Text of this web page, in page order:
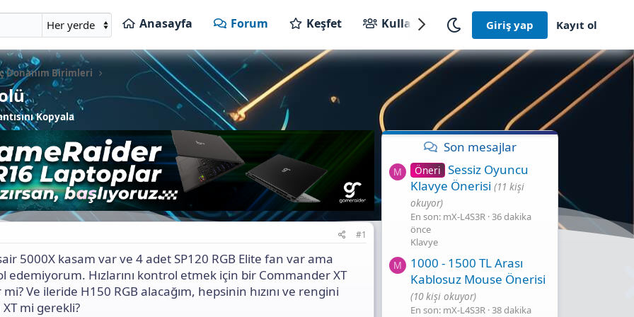
Anasayfa Forum Keşfet Kullanıcılar Giriş yap Kayıt ol
Donanım Birimleri
Kopyala
#1
5000X kasam var ve 4 adet SP120 RGB Elite fan var ama
edemiyorum. Hızlarını kontrol etmek için bir Commander XT
Ve ileride H150 RGB alacağım, hepsinin hızını ve rengini
mi gerekli?
Son mesajlar
M Öneri Sessiz Oyuncu
Klavye Önerisi (11 kişi
okuyor)
En son: mX-L4S3R 36 dakika
önce
Klavye
M
1000 - 1500 TL Arası
Kablosuz Mouse Önerisi
(10 kişi okuyor)
En son: mX-L4S3R 38 dakika